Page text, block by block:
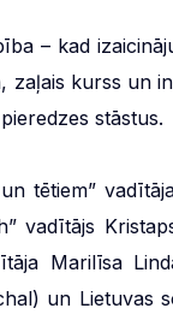
– kad
kurss un
stāstus.
tētiem”
vadītājs
Marilīsa
un Lietuvas